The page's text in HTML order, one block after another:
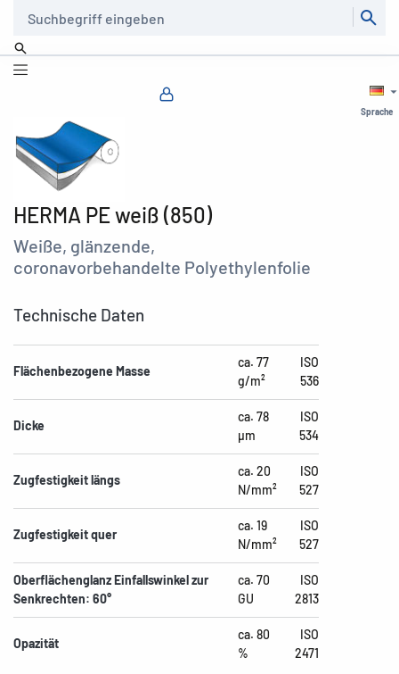
Sprache
HERMA PE weiß (850)
Weiße, glänzende,
coronavorbehandelte Polyethylenfolie
Technische Daten
Flächenbezogene Masse
ca. 77
g/m²
ISO
536
Dicke
ca. 78
µm
ISO
534
Zugfestigkeit längs
ca. 20
N/mm²
ISO
527
Zugfestigkeit quer
ca. 19
N/mm²
ISO
527
Oberflächenglanz Einfallswinkel zur
Senkrechten: 60°
ca. 70
GU
ISO
2813
Opazität
ca. 80
%
ISO
2471